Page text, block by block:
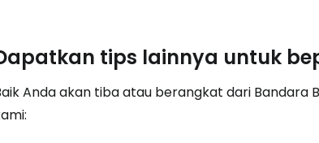
tips lainnya untuk
Anda akan tiba atau berangkat dari Bandara